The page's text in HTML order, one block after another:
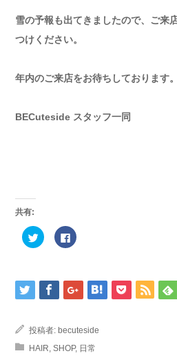
雪の予報も出てきましたので、ご来
つけください。
年内のご来店をお待ちしております。
BECuteside スタッフ一同
共有:
ク
リ
Twitter
で
共
し
い
ウ
ィ
Facebook
で
に
は
ク
ク
し
て
く
投稿者: becuteside
HAIR, SHOP, 日常